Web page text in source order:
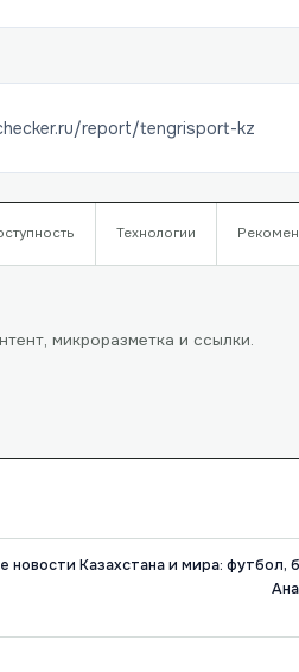
report/tengrisport-kz
Технологии
микроразметка и ссылки.
новости Казахстана и мира: футбол,